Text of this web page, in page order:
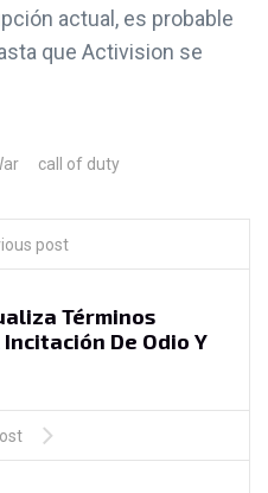
actual, es probable
que Activision se
call of duty
post
Términos
De Odio Y